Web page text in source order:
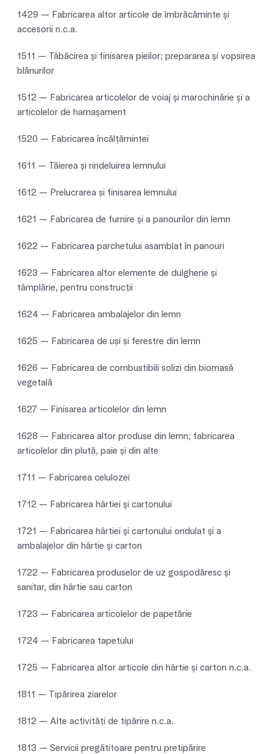
1429 — Fabricarea altor articole de îmbrăcăminte şi
accesorii n.c.a.
1511 — Tăbăcirea şi finisarea pieilor; prepararea şi vopsirea
blănurilor
1512 — Fabricarea articolelor de voiaj şi marochinărie şi a
articolelor de harnaşament
1520 — Fabricarea încălţămintei
1611 — Tăierea şi rindeluirea lemnului
1612 — Prelucrarea și finisarea lemnului
1621 — Fabricarea de furnire şi a panourilor din lemn
1622 — Fabricarea parchetului asamblat în panouri
1623 — Fabricarea altor elemente de dulgherie şi
tâmplărie, pentru construcţii
1624 — Fabricarea ambalajelor din lemn
1625 — Fabricarea de uși și ferestre din lemn
1626 — Fabricarea de combustibili solizi din biomasă
vegetală
1627 — Finisarea articolelor din lemn
1628 — Fabricarea altor produse din lemn; fabricarea
articolelor din plută, paie şi din alte
1711 — Fabricarea celulozei
1712 — Fabricarea hârtiei şi cartonului
1721 — Fabricarea hârtiei şi cartonului ondulat şi a
ambalajelor din hârtie şi carton
1722 — Fabricarea produselor de uz gospodăresc şi
sanitar, din hârtie sau carton
1723 — Fabricarea articolelor de papetărie
1724 — Fabricarea tapetului
1725 — Fabricarea altor articole din hârtie şi carton n.c.a.
1811 — Tipărirea ziarelor
1812 — Alte activităţi de tipărire n.c.a.
1813 — Servicii pregătitoare pentru pretipărire